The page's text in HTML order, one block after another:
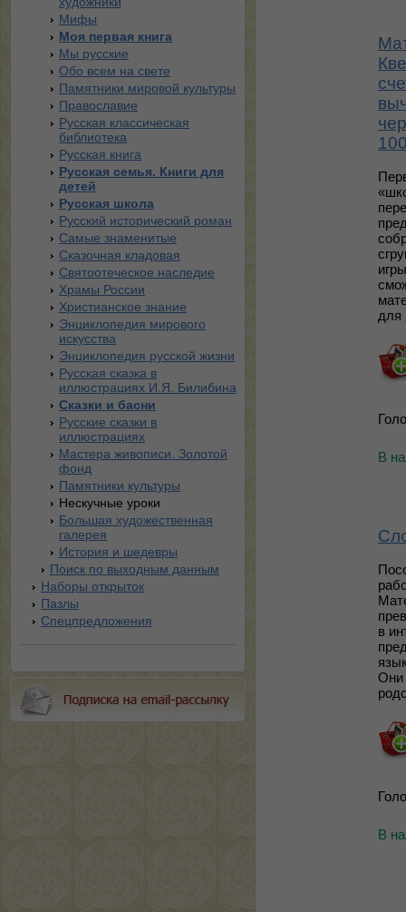
Мифы
Моя первая книга
Мы русские
Обо всем на свете
Памятники мировой культуры
Православие
Русская классическая
библиотека
Русская книга
Русская семья. Книги для
детей
Русская школа
Русский исторический роман
Самые знаменитые
Сказочная кладовая
Святоотеческое наследие
Храмы России
Христианское знание
Энциклопедия мирового
искусства
Энциклопедия русской жизни
Русская сказка в
иллюстрациях И.Я. Билибина
Сказки и басни
Русские сказки в
иллюстрациях
Мастера живописи. Золотой
фонд
Памятники культуры
Нескучные уроки
Большая художественная
галерея
История и шедевры
Поиск по выходным данным
Наборы открыток
Пазлы
Спецпредложения
для
В
в
Они
В